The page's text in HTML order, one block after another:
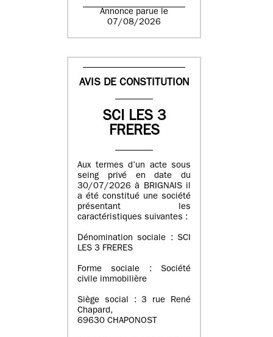
Annonce parue le
07/08/2026
AVIS DE CONSTITUTION
SCI LES 3
FRERES
Aux termes d’un acte sous
seing privé en date du
30/07/2026 à BRIGNAIS il
a été constitué une société
présentant les
caractéristiques suivantes :
Dénomination sociale : SCI
LES 3 FRERES
Forme sociale : Société
civile immobilière
Siège social : 3 rue René
Chapard,
69630 CHAPONOST